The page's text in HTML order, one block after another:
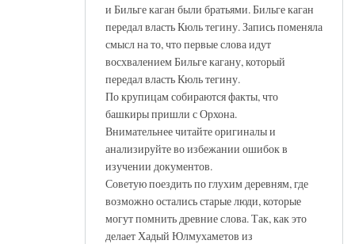
и Бильге каган были братьями. Бильге каган
передал власть Кюль тегину. Запись поменяла
смысл на то, что первые слова идут
восхвалением Бильге кагану, который
передал власть Кюль тегину.
По крупицам собираются факты, что
башкиры пришли с Орхона.
Внимательнее читайте оригиналы и
анализируйте во избежании ошибок в
изучении документов.
Советую поездить по глухим деревням, где
возможно остались старые люди, которые
могут помнить древние слова. Так, как это
делает Хадый Юлмухаметов из